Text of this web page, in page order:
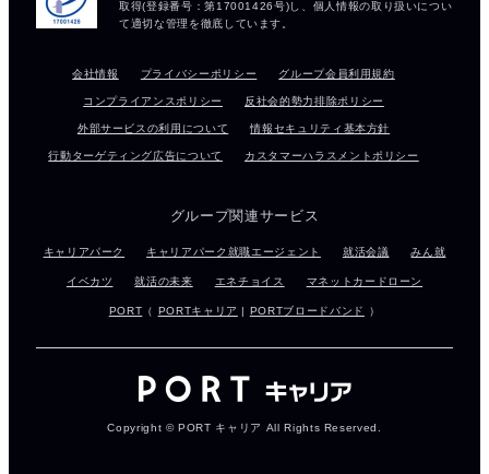
会社情報 プライバシーポリシー グループ会員利用規約
コンプライアンスポリシー 反社会的勢力排除ポリシー
外部サービスの利用について 情報セキュリティ基本方針
行動ターゲティング広告について カスタマーハラスメントポリシー